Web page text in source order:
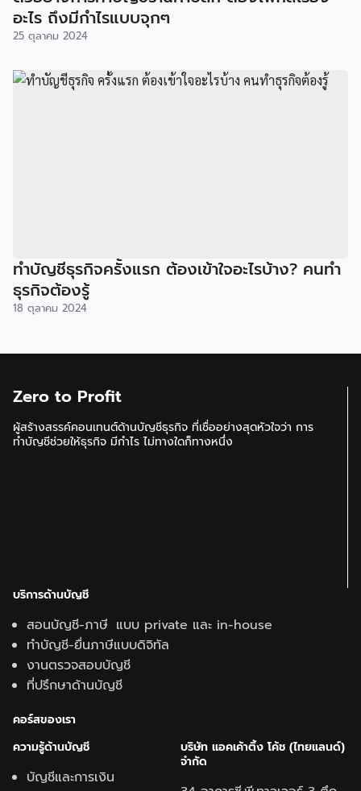
อะไร ถึงมีกำไรแบบจุกๆ
25 ตุลาคม 2024
ทำบัญชีธุรกิจครั้งแรก ต้องเข้าใจอะไรบ้าง? คนทำ
ธุรกิจต้องรู้
18 ตุลาคม 2024
Zero to Profit
ผู้สร้างสรรค์คอนเทนต์ด้านบัญชีธุรกิจ ที่เชื่ออย่างสุดหัวใจว่า การ
ทำบัญชีช่วยให้ธุรกิจ มีกำไร ไม่ทางใดก็ทางหนึ่ง
บริการด้านบัญชี
สอนบัญชี-ภาษี แบบ private และ in-house
ทำบัญชี-ยื่นภาษีแบบดิจิทัล
งานตรวจสอบบัญชี
ที่ปรึกษาด้านบัญชี
คอร์สของเรา
ความรู้ด้านบัญชี
บัญชีและการเงิน
บริษัท แอคเค้าติ้ง โค้ช (ไทยแลนด์)
จำกัด